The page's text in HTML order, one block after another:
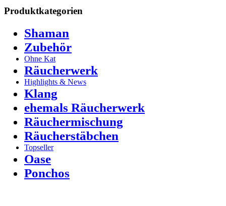
Produktkategorien
Shaman
Zubehör
Ohne Kat
Räucherwerk
Highlights & News
Klang
ehemals Räucherwerk
Räuchermischung
Räucherstäbchen
Topseller
Oase
Ponchos